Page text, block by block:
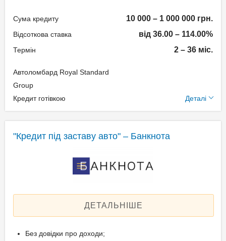
Рівними частинами або в кінці
Ідентифікаційний номер;
Техпаспорт на авто.
Вік позичальника
Сума кредиту 10 000 – 1 000 000 грн.
Відсоткова ставка від 36.00 – 114.00%
Термін 2 – 36 міс.
Автоломбард Royal Standard
Group
Кредит готівкою
Деталі
Застава: Автотранспорт
Спосіб погашення:
Класичний
"Кредит під заставу авто" – Банкнота
ДЕТАЛЬНІШЕ
Без довідки про доходи;